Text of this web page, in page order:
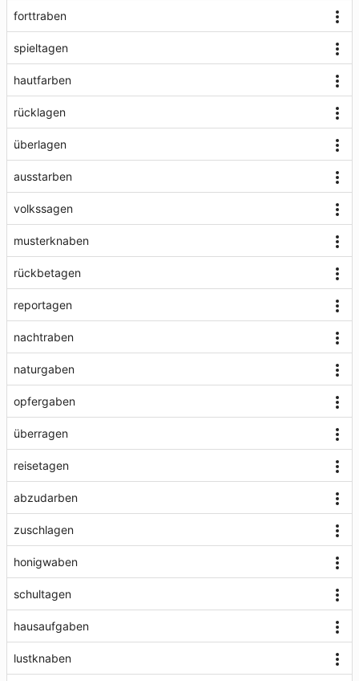
forttraben
spieltagen
hautfarben
rücklagen
überlagen
ausstarben
volkssagen
musterknaben
rückbetagen
reportagen
nachtraben
naturgaben
opfergaben
überragen
reisetagen
abzudarben
zuschlagen
honigwaben
schultagen
hausaufgaben
lustknaben